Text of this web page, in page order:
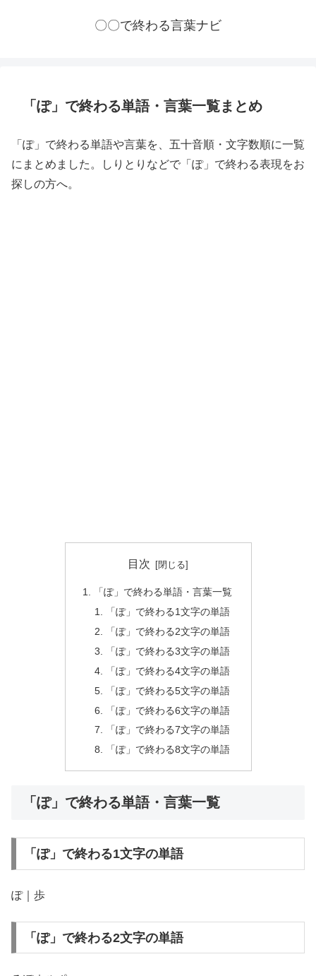
〇〇で終わる言葉ナビ
「ぽ」で終わる単語・言葉一覧まとめ
「ぽ」で終わる単語や言葉を、五十音順・文字数順に一覧
にまとめました。しりとりなどで「ぽ」で終わる表現をお
探しの方へ。
目次
「ぽ」で終わる単語・言葉一覧
「ぽ」で終わる1文字の単語
「ぽ」で終わる2文字の単語
「ぽ」で終わる3文字の単語
「ぽ」で終わる4文字の単語
「ぽ」で終わる5文字の単語
「ぽ」で終わる6文字の単語
「ぽ」で終わる7文字の単語
「ぽ」で終わる8文字の単語
「ぽ」で終わる単語・言葉一覧
「ぽ」で終わる1文字の単語
ぽ｜歩
「ぽ」で終わる2文字の単語